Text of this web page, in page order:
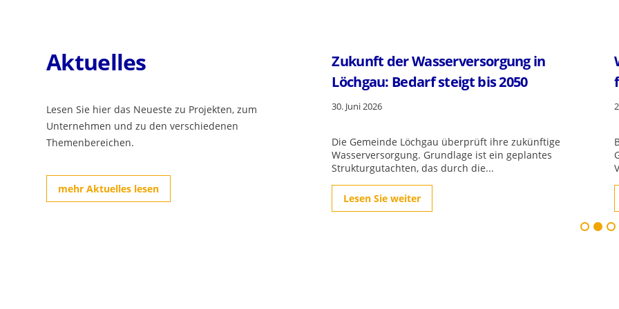
Aktuelles
Lesen Sie hier das Neueste zu Projekten, zum
Unternehmen und zu den verschiedenen
Themenbereichen.
mehr Aktuelles lesen
Zukunft der Wasserversorgung in
30. Juni 2026
Die Gemeinde Löchgau überprüft ihre zukünftige
Wie geht es nach dem Masterplan Wasser
für Versorger weiter?
23. Juni 2026
Beim diesjährigen Wassersymposium der Netze BW
GmbH in Stuttgart diskutierten Vertreterinnen und
Vertreter von Kommunen...
Lesen Sie weiter